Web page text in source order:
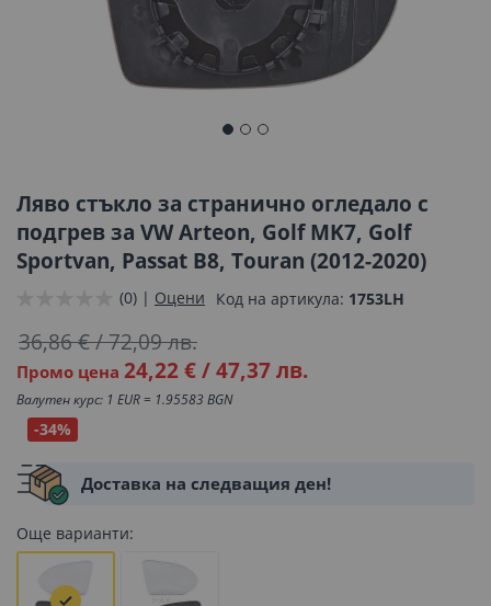
началото
галерия
със
Ляво стъкло за странично огледало с
подгрев за VW Arteon, Golf MK7, Golf
Sportvan, Passat B8, Touran (2012-2020)
(0) | Оцени Код на артикула 1753LH
Промо цена 24,22 €/47,37 лв.
36,86 €/72,09 лв.
Валутен курс: 1 EUR = 1.95583 BGN
-34%
Доставка на следващия ден!
Още варианти: